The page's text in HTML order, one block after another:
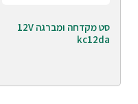
סט מקדחה ומברגה 12V
kc12da